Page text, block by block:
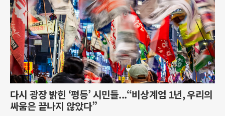
다시 광장 밝힌 ‘평등’ 시민들...“비상계엄 1년, 우리의
싸움은 끝나지 않았다”